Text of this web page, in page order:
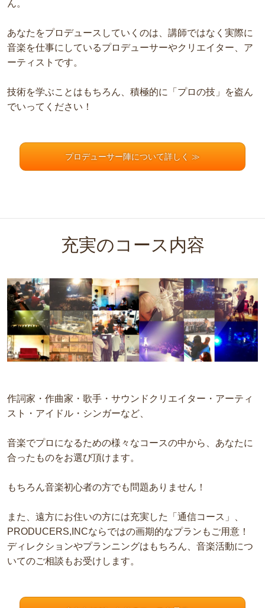
ん。
あなたをプロデュースしていくのは、講師ではなく実際に
音楽を仕事にしているプロデューサーやクリエイター、ア
ーティストです。
技術を学ぶことはもちろん、積極的に「プロの技」を盗ん
でいってください！
プロデューサー陣について詳しく ≫
充実のコース内容
作詞家・作曲家・歌手・サウンドクリエイター・アーティ
スト・アイドル・シンガーなど、
音楽でプロになるための様々なコースの中から、あなたに
合ったものをお選び頂けます。
もちろん音楽初心者の方でも問題ありません！
また、遠方にお住いの方には充実した「通信コース」、
PRODUCERS,INCならではの画期的なプランもご用意！
ディレクションやプランニングはもちろん、音楽活動につ
いてのご相談もお受けします。